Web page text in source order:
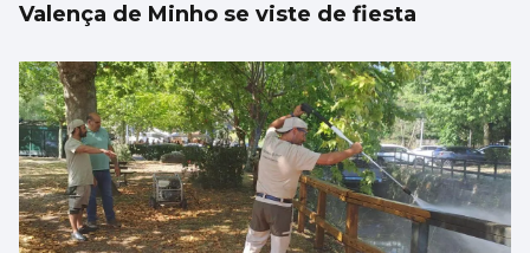
Valença de Minho se viste de fiesta